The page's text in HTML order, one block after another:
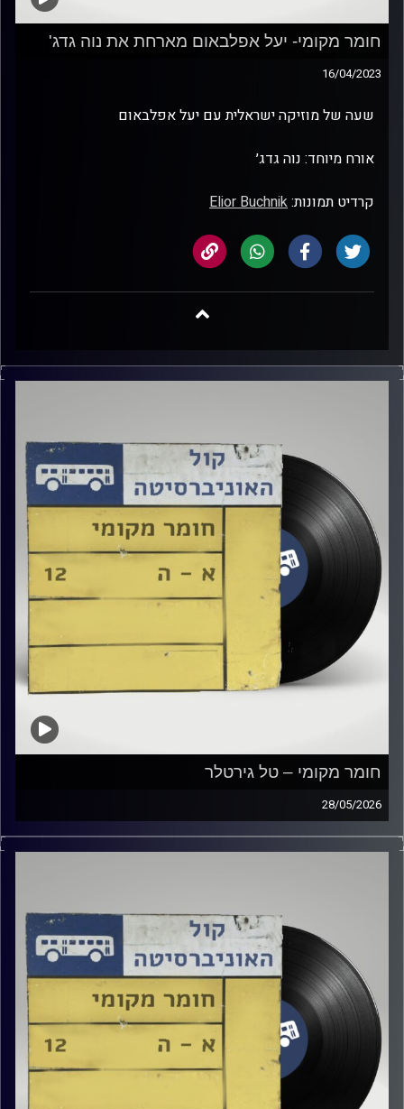
חומר מקומי- יעל אפלבאום מארחת את נוה גדג'
16/04/2023
שעה של מוזיקה ישראלית עם יעל אפלבאום
אורח מיוחד: נוה גדג׳
קרדיט תמונות:Elior Buchnik
חומר מקומי – טל גירטלר
28/05/2026
שעה של מוזיקה ישראלית עם טל גירטלר